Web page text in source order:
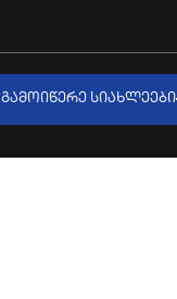
ᲒᲐᲛᲝᲘᲬᲔᲠᲔ ᲡᲘᲐᲮᲚᲔᲔᲑᲘ